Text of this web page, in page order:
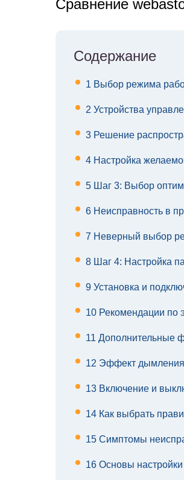
Сравнение
Содержание
1 Выбор режима
2 Устройства
3 Решение
4 Настройка
5 Шаг 3: Выбор
6 Неисправность в
7 Неверный выбор
8 Шаг 4: Настройка
9 Установка и
10 Рекомендации по
11 Дополнительные
12 Эффект дымления
13 Включение и
14 Как выбрать
15 Симптомы
16 Основы